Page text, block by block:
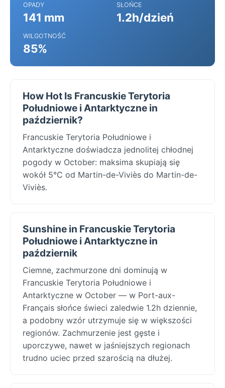
OPADY
141 mm
SŁOŃCE
1.2h/dzień
WILGOTNOŚĆ
85%
How Hot Is Francuskie Terytoria
Południowe i Antarktyczne in
październik?
Francuskie Terytoria Południowe i
Antarktyczne doświadcza jednolitej chłodnej
pogody w October: maksima skupiają się
wokół 5°C od Martin-de-Viviès do Martin-de-
Viviès.
Sunshine in Francuskie Terytoria
Południowe i Antarktyczne in
październik
Ciemne, zachmurzone dni dominują w
Francuskie Terytoria Południowe i
Antarktyczne w October — w Port-aux-
Français słońce świeci zaledwie 1.2h dziennie,
a podobny wzór utrzymuje się w większości
regionów. Zachmurzenie jest gęste i
uporczywe, nawet w jaśniejszych regionach
trudno uciec przed szarością na dłużej.